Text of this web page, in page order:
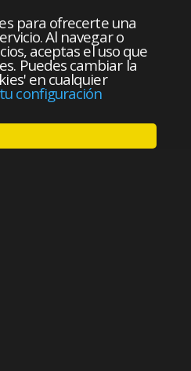
para ofrecerte una
Al navegar o
aceptas el uso que
Puedes cambiar la
en cualquier
configuración